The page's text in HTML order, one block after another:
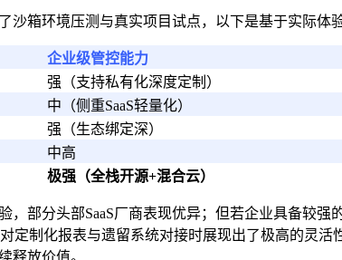
箱环境压测与真实项目试点，以下是基于实际体
企业级管控能力
强（支持私有化深度定制）
中（侧重SaaS轻量化）
强（生态绑定深）
中高
极强（全栈开源+混合云）
部分头部SaaS厂商表现优异；但若企业具备较强
定制化报表与遗留系统对接时展现出了极高的灵活
释放价值。